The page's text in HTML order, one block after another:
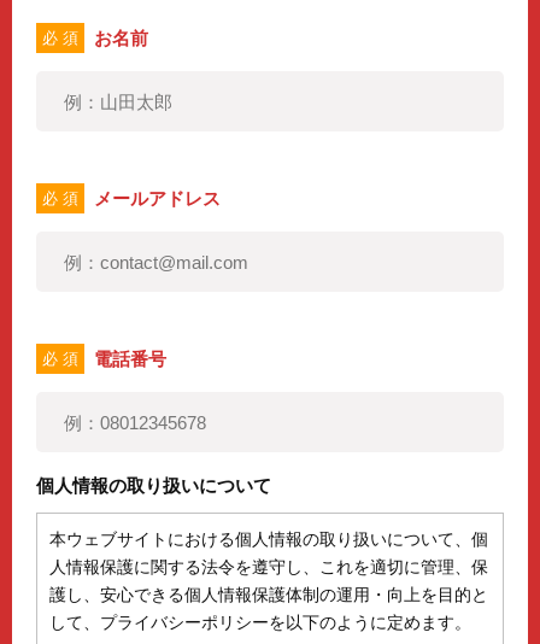
必 須 お名前
必 須 メールアドレス
必 須 電話番号
個人情報の取り扱いについて
本ウェブサイトにおける個人情報の取り扱いについて、個
人情報保護に関する法令を遵守し、これを適切に管理、保
護し、安心できる個人情報保護体制の運用・向上を目的と
して、プライバシーポリシーを以下のように定めます。